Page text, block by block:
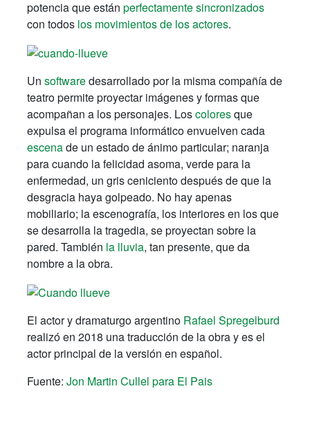
potencia que están perfectamente sincronizados
con todos los movimientos de los actores.
Un softwaredesarrollado por la misma compañía de
teatro permite proyectar imágenes y formas que
acompañan a los personajes. Loscoloresque
expulsa el programa informático envuelven cada
escenade un estado de ánimo particular; naranja
para cuando la felicidad asoma, verde para la
enfermedad, un gris ceniciento después de que la
desgracia haya golpeado. No hay apenas
mobiliario; la escenografía, los interiores en los que
se desarrolla la tragedia, se proyectan sobre la
pared. También la lluvia, tan presente, que da
nombre a la obra.
El actor y dramaturgo argentino Rafael Spregelburd
realizó en 2018 una traducción de la obra y es el
actor principal de la versión en español.
Fuente: Jon Martin Cullel para El Pais